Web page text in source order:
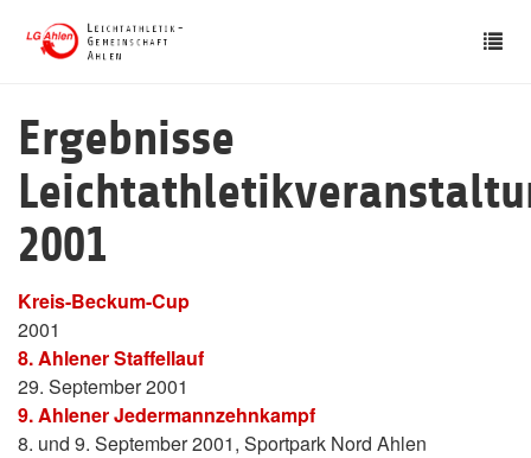
Ergebnisse
2001
Kreis-Beckum-Cup
2001
8. Ahlener Staffellauf
29. September 2001
9. Ahlener Jedermannzehnkampf
8. und 9. September 2001, Sportpark Nord Ahlen